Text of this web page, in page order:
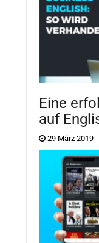
Eine
auf
29 März 2019